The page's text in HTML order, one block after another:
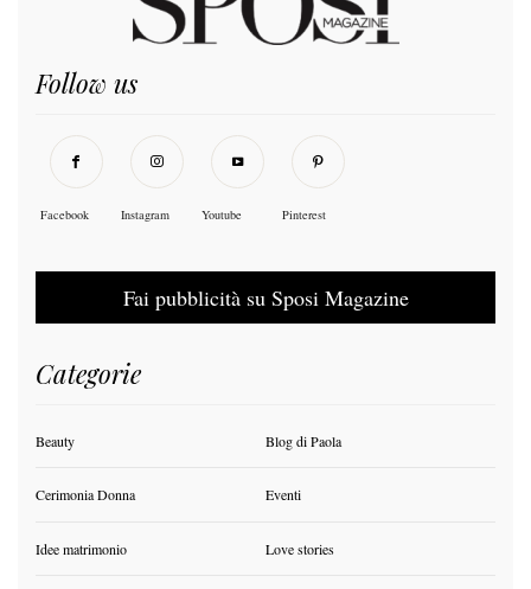
Follow us
Facebook Instagram Youtube Pinterest
Fai pubblicità su Sposi Magazine
Categorie
Beauty Blog di Paola
Cerimonia Donna Eventi
Idee matrimonio Love stories